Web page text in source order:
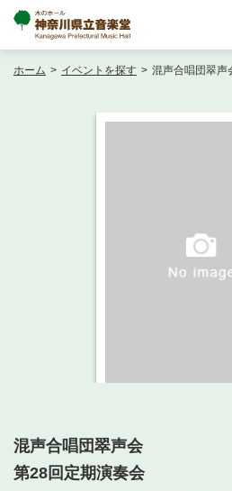
・ 交通案内
・ 空き状況
ホーム > イベントを探す > 混声合唱団翠声
混声合唱団翠声会
第28回定期演奏会